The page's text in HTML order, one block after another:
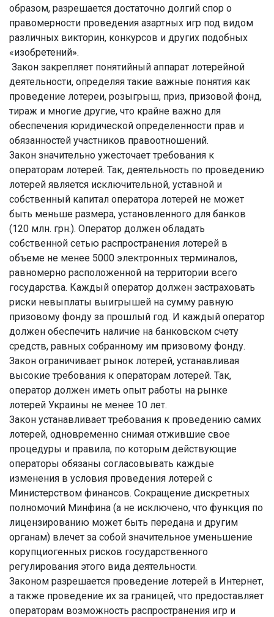
образом, разрешается достаточно долгий спор о
правомерности проведения азартных игр под видом
различных викторин, конкурсов и других подобных
«изобретений».
Закон закрепляет понятийный аппарат лотерейной
деятельности, определяя такие важные понятия как
проведение лотереи, розыгрыш, приз, призовой фонд,
тираж и многие другие, что крайне важно для
обеспечения юридической определенности прав и
обязанностей участников правоотношений.
Закон значительно ужесточает требования к
операторам лотерей. Так, деятельность по проведению
лотерей является исключительной, уставной и
собственный капитал оператора лотерей не может
быть меньше размера, установленного для банков
(120 млн. грн.). Оператор должен обладать
собственной сетью распространения лотерей в
объеме не менее 5000 электронных терминалов,
равномерно расположенной на территории всего
государства. Каждый оператор должен застраховать
риски невыплаты выигрышей на сумму равную
призовому фонду за прошлый год. И каждый оператор
должен обеспечить наличие на банковском счету
средств, равных собранному им призовому фонду.
Закон ограничивает рынок лотерей, устанавливая
высокие требования к операторам лотерей. Так,
оператор должен иметь опыт работы на рынке
лотерей Украины не менее 10 лет.
Закон устанавливает требования к проведению самих
лотерей, одновременно снимая отжившие свое
процедуры и правила, по которым действующие
операторы обязаны согласовывать каждые
изменения в условия проведения лотерей с
Министерством финансов. Сокращение дискретных
полномочий Минфина (а не исключено, что функция по
лицензированию может быть передана и другим
органам) влечет за собой значительное уменьшение
корупциогенных рисков государственного
регулирования этого вида деятельности.
Законом разрешается проведение лотерей в Интернет,
а также проведение их за границей, что предоставляет
операторам возможность распространения игр и